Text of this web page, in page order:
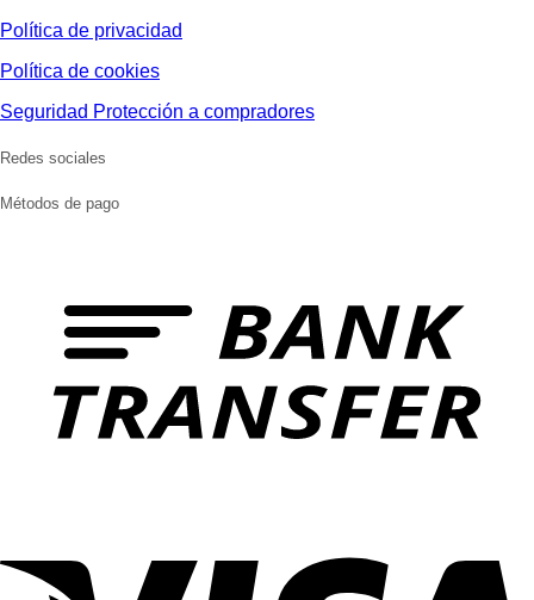
Política de privacidad
Política de cookies
Seguridad Protección a compradores
Redes sociales
Métodos de pago